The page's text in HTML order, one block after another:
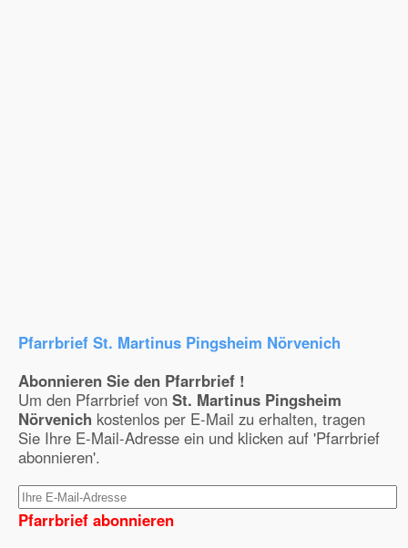
Pfarrbrief St. Martinus Pingsheim Nörvenich
Abonnieren Sie den Pfarrbrief !
Um den Pfarrbrief von St. Martinus Pingsheim
Nörvenich kostenlos per E-Mail zu erhalten, tragen
Sie Ihre E-Mail-Adresse ein und klicken auf 'Pfarrbrief
abonnieren'.
Pfarrbrief abonnieren